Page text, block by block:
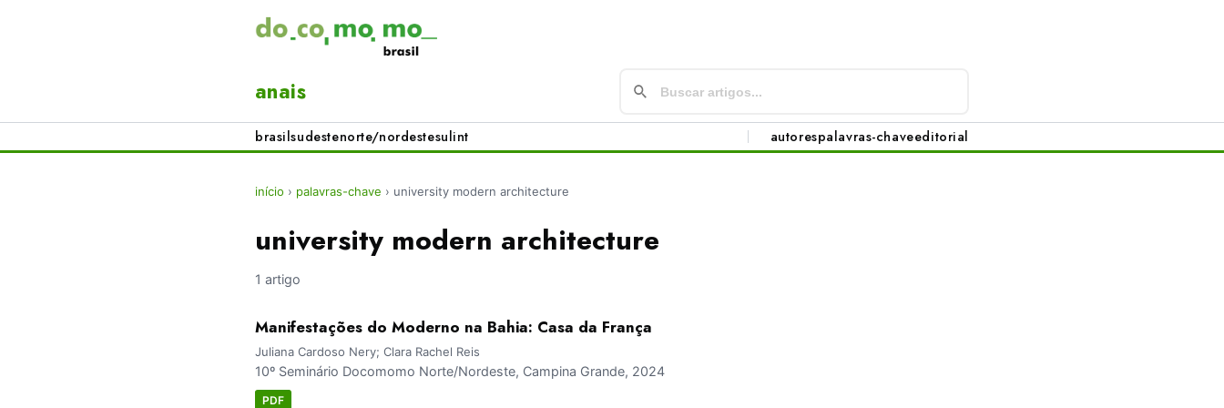
anais
brasilsudestenorte/nordestesulint autorespalavras-chaveeditorial
início › palavras-chave › university modern architecture
university modern architecture
1 artigo
Manifestações do Moderno na Bahia: Casa da França
Juliana Cardoso Nery; Clara Rachel Reis
10º Seminário Docomomo Norte/Nordeste, Campina Grande, 2024
PDF